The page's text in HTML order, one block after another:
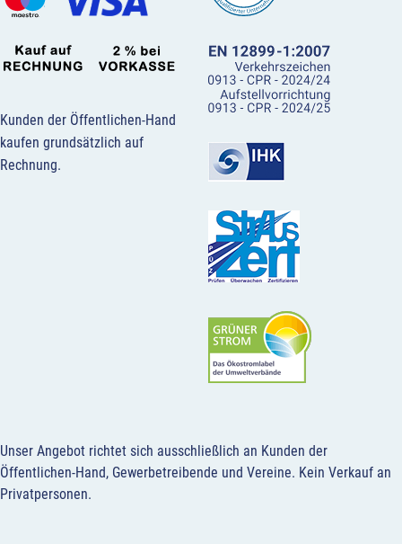
Kunden der Öffentlichen-Hand
kaufen grundsätzlich auf
Rechnung.
Unser Angebot richtet sich ausschließlich an Kunden der
Öffentlichen-Hand, Gewerbetreibende und Vereine. Kein Verkauf an
Privatpersonen.